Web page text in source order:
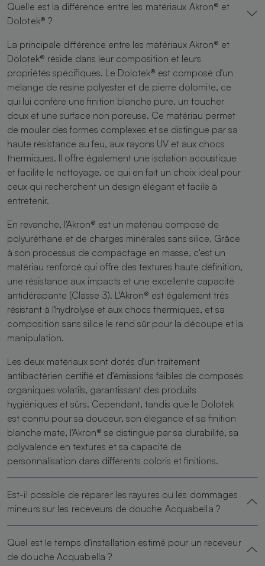
Quelle est la différence entre les matériaux Akron® et
Dolotek® ?
La principale différence entre les matériaux Akron® et
Dolotek® réside dans leur composition et leurs
propriétés spécifiques. Le Dolotek® est composé d'un
mélange de résine polyester et de pierre dolomite, ce
qui lui confère une finition blanche pure, un toucher
doux et une surface non poreuse. Ce matériau permet
de mouler des formes complexes et se distingue par sa
haute résistance au feu, aux rayons UV et aux chocs
thermiques. Il offre également une isolation acoustique
et facilite le nettoyage, ce qui en fait un choix idéal pour
ceux qui recherchent un design élégant et facile à
entretenir.
En revanche, l'Akron® est un matériau composé de
polyuréthane et de charges minérales sans silice. Grâce
à son processus de compactage en masse, c'est un
matériau renforcé qui offre des textures haute définition,
une résistance aux impacts et une excellente capacité
antidérapante (Classe 3). L'Akron® est également très
résistant à l'hydrolyse et aux chocs thermiques, et sa
composition sans silice le rend sûr pour la découpe et la
manipulation.
Les deux matériaux sont dotés d'un traitement
antibactérien certifié et d'émissions faibles de composés
organiques volatils, garantissant des produits
hygiéniques et sûrs. Cependant, tandis que le Dolotek
est connu pour sa douceur, son élégance et sa finition
blanche mate, l'Akron® se distingue par sa durabilité, sa
polyvalence en textures et sa capacité de
personnalisation dans différents coloris et finitions.
Est-il possible de réparer les rayures ou les dommages
mineurs sur les receveurs de douche Acquabella ?
Quel est le temps d'installation estimé pour un receveur
de douche Acquabella ?